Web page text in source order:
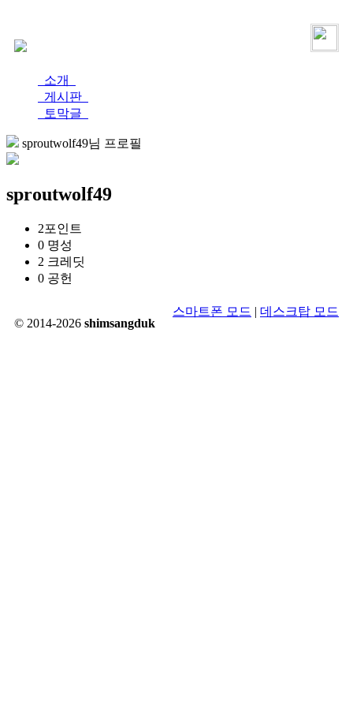
소개
게시판
토막글
sproutwolf49님 프로필
sproutwolf49
2포인트
0 명성
2 크레딧
0 공헌
© 2014-2026 shimsangduk
스마트폰 모드 | 데스크탑 모드